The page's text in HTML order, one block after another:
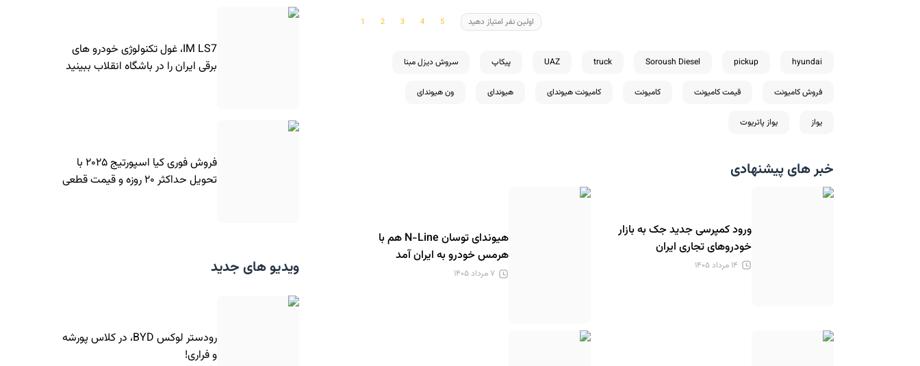
اولین نفر امتیاز دهید
hyundai
pickup
Soroush Diesel
truck
UAZ پیکاپ سروش دیزل مبنا
فروش کامیونت قیمت کامیونت کامیونت کامیونت هیوندای هیوندای ون هیوندای
یواز یواز پاتریوت
خبر های پیشنهادی
ورود کمپرسی جدید جک به بازار
خودروهای تجاری ایران
۱۴ مرداد ۱۴۰۵
هیوندای توسان N-Line هم با
هرمس خودرو به ایران آمد
۷ مرداد ۱۴۰۵
IM LS7، غول تکنولوژی خودرو های
برقی ایران را در باشگاه انقلاب ببینید
فروش فوری کیا اسپورتیج ۲۰۲۵ با
تحویل حداکثر ۲۰ روزه و قیمت قطعی
ویدیو های جدید
رودستر لوکس BYD، در کلاس پورشه
و فراری!